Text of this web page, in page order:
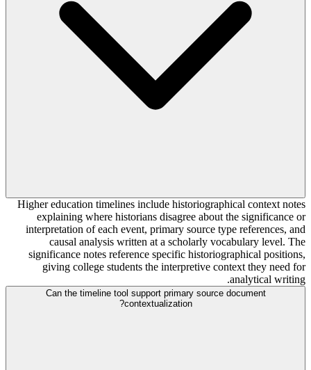
Higher education timelines include historiographical context notes
explaining where historians disagree about the significance or
interpretation of each event, primary source type references, and
causal analysis written at a scholarly vocabulary level. The
significance notes reference specific historiographical positions,
giving college students the interpretive context they need for
analytical writing.
Can the timeline tool support primary source document
contextualization?